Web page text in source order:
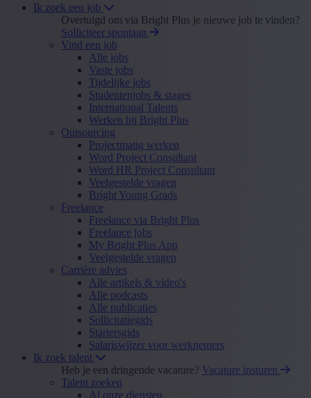
Ik zoek een job
Overtuigd om via Bright Plus je nieuwe job te vinden?
Solliciteer spontaan
Vind een job
Alle jobs
Vaste jobs
Tijdelijke jobs
Studentenjobs & stages
International Talents
Werken bij Bright Plus
Outsourcing
Projectmatig werken
Word Project Consultant
Word HR Project Consultant
Veelgestelde vragen
Bright Young Grads
Freelance
Freelance via Bright Plus
Freelance jobs
My Bright Plus App
Veelgestelde vragen
Carrière advies
Alle artikels & video's
Alle podcasts
Alle publicaties
Sollicitatiegids
Startersgids
Salariswijzer voor werknemers
Ik zoek talent
Heb je een dringende vacature? Vacature insturen
Talent zoeken
Al onze diensten